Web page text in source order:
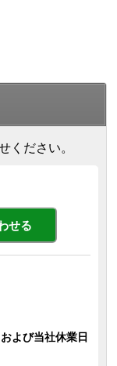
ください。
せる
よび当社休業日